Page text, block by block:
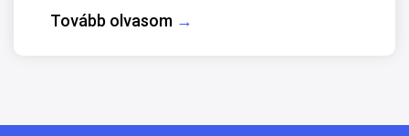
Tovább olvasom →